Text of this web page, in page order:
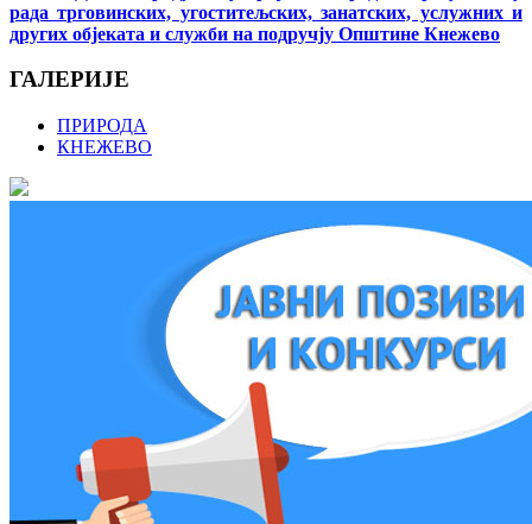
рада трговинских, угоститељских, занатских, услужних и
других објеката и служби на подручју Општине Кнежево
ГАЛЕРИЈЕ
ПРИРОДА
КНЕЖЕВО